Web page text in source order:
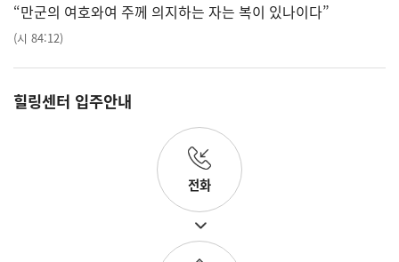
“만군의 여호와여 주께 의지하는 자는 복이 있나이다”
(시 84:12)
힐링센터 입주안내
전화